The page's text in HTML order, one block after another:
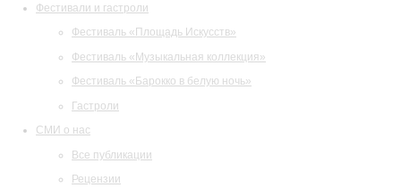
Фестивали и гастроли
Фестиваль «Площадь Искусств»
Фестиваль «Музыкальная коллекция»
Фестиваль «Барокко в белую ночь»
Гастроли
СМИ о нас
Все публикации
Рецензии